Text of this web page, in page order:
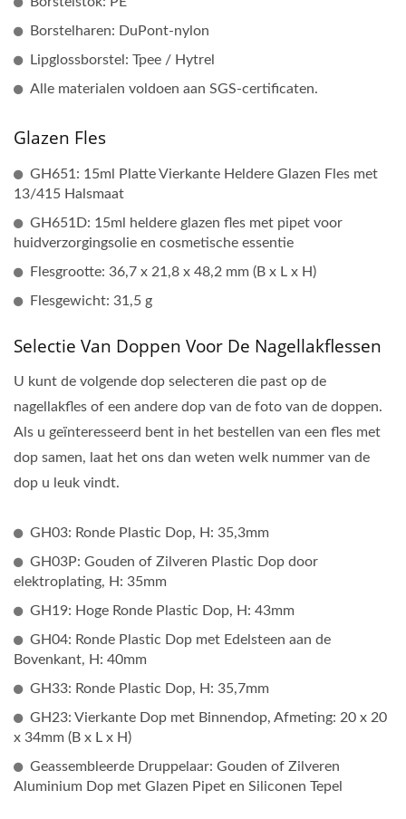
Borstelharen: DuPont-nylon
Lipglossborstel: Tpee / Hytrel
Alle materialen voldoen aan SGS-certificaten.
Glazen Fles
GH651: 15ml Platte Vierkante Heldere Glazen Fles met
13/415 Halsmaat
GH651D: 15ml heldere glazen fles met pipet voor
huidverzorgingsolie en cosmetische essentie
Flesgrootte: 36,7 x 21,8 x 48,2 mm (B x L x H)
Flesgewicht: 31,5 g
Selectie Van Doppen Voor De Nagellakflessen
U kunt de volgende dop selecteren die past op de
nagellakfles of een andere dop van de foto van de doppen.
Als u geïnteresseerd bent in het bestellen van een fles met
dop samen, laat het ons dan weten welk nummer van de
dop u leuk vindt.
GH03: Ronde Plastic Dop, H: 35,3mm
GH03P: Gouden of Zilveren Plastic Dop door
elektroplating, H: 35mm
GH19: Hoge Ronde Plastic Dop, H: 43mm
GH04: Ronde Plastic Dop met Edelsteen aan de
Bovenkant, H: 40mm
GH33: Ronde Plastic Dop, H: 35,7mm
GH23: Vierkante Dop met Binnendop, Afmeting: 20 x 20
x 34mm (B x L x H)
Geassembleerde Druppelaar: Gouden of Zilveren
Aluminium Dop met Glazen Pipet en Siliconen Tepel